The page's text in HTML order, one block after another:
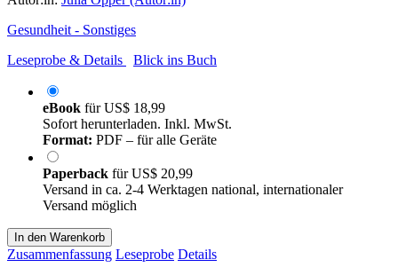
Gesundheit - Sonstiges
Leseprobe & Details
Blick ins Buch
eBook fürUS$ 18,99
Sofort herunterladen. Inkl. MwSt.
Format: PDF – für alle Geräte
Paperback fürUS$ 20,99
Versand in ca. 2-4 Werktagen national, internationaler
Versand möglich
In den Warenkorb
Zusammenfassung Leseprobe Details